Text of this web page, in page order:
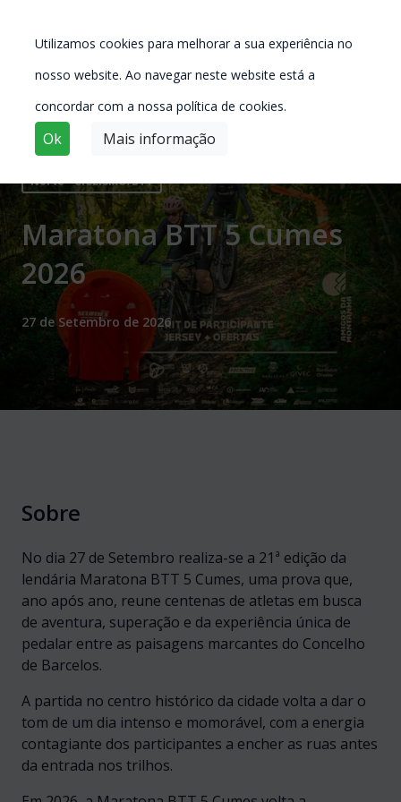
Utilizamos cookies para melhorar a sua experiência no
nosso website. Ao navegar neste website está a
concordar com a nossa política de cookies.
Ok Mais informação
Norte - CICLISMO/BTT
Maratona BTT 5 Cumes
2026
27 de Setembro de 2026
Sobre
No dia 27 de Setembro realiza-se a 21ª edição da
lendária Maratona BTT 5 Cumes, uma prova que,
ano após ano, reune centenas de atletas em busca
de aventura, superação e da experiência única de
pedalar entre as paisagens marcantes do Concelho
de Barcelos.
A partida no centro histórico da cidade volta a dar o
tom de um dia intenso e momorável, com a energia
contagiante dos participantes a encher as ruas antes
da entrada nos trilhos.